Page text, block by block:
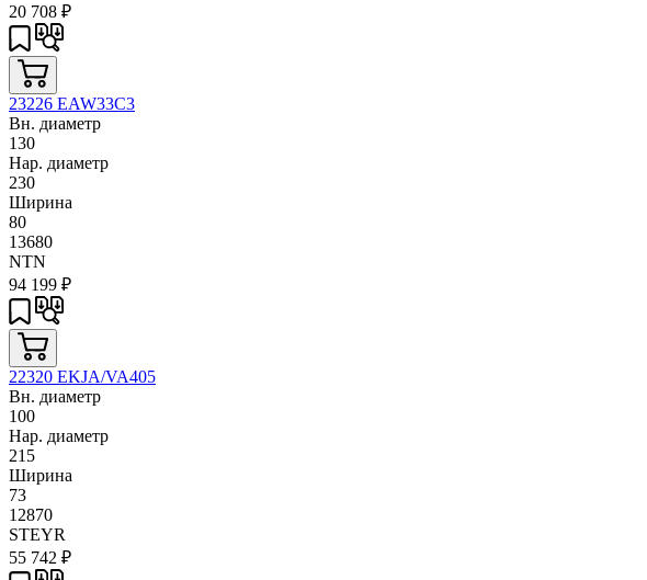
20 708 ₽
23226 EAW33C3
Вн. диаметр
130
Нар. диаметр
230
Ширина
80
13680
NTN
94 199 ₽
22320 EKJA/VA405
Вн. диаметр
100
Нар. диаметр
215
Ширина
73
12870
STEYR
55 742 ₽